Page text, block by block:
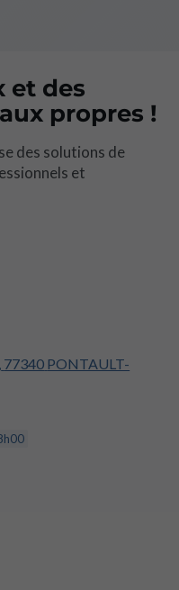
77340 PONTAULT-
et des
propres !
des solutions de
et